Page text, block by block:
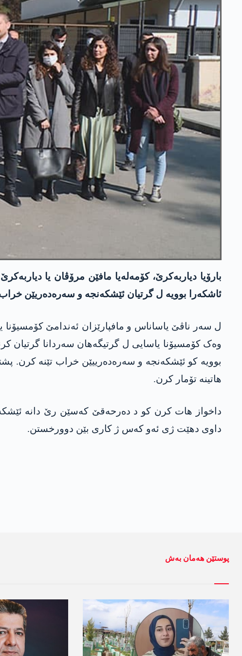
بارۆیا دیاربەکرێ، کۆمەلەیا مافێن مرۆڤان یا
ئاشکەرا بوویە ل گرتیان ئێشکەنجە و سەرەدەریێن
ل سەر ناڤێ یاساناس و مافپارێزان ئەندامێ
وەک کۆمسیۆنا یاسایی ل گرتیگەھان سەردانا گرتیان
بوویە کو ئێشکەنجە و سەرەدەرییێن خراب تێنە کرن.
هاتینە تۆمار کرن.
داخواز ھات کرن کو د دەرحەقێ کەسێن رێ دانە
داوی دهێت ژی ئەو کەس ژ کاری بێن دوورخستن.
پوستێن ھەمان بەش